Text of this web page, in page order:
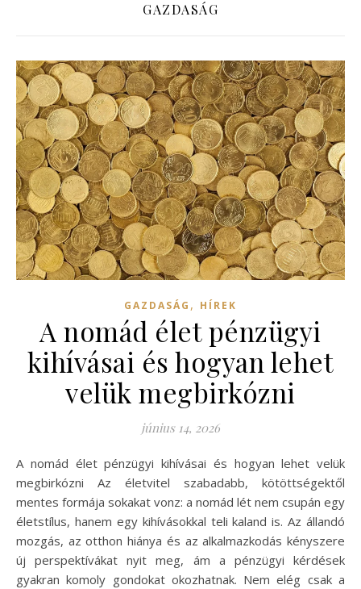
GAZDASÁG
GAZDASÁG , HÍREK
A nomád élet pénzügyi
kihívásai és hogyan lehet
velük megbirkózni
június 14, 2026
A nomád élet pénzügyi kihívásai és hogyan lehet velük
megbirkózni Az életvitel szabadabb, kötöttségektől
mentes formája sokakat vonz: a nomád lét nem csupán egy
életstílus, hanem egy kihívásokkal teli kaland is. Az állandó
mozgás, az otthon hiánya és az alkalmazkodás kényszere
új perspektívákat nyit meg, ám a pénzügyi kérdések
gyakran komoly gondokat okozhatnak. Nem elég csak a